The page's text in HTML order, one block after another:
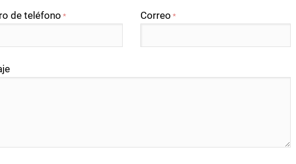
de teléfono * Correo *